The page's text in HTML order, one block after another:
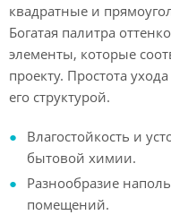
квадратные и
Богатая палитра
элементы, которые
проекту. Простота
его структурой.
Влагостойкость и
бытовой химии.
Разнообразие
помещений.